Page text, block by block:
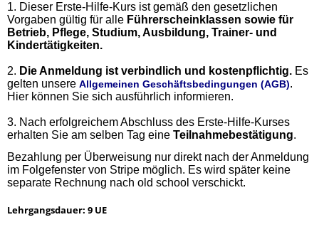
1. Dieser Erste-Hilfe-Kurs ist gemäß den gesetzlichen
Vorgaben gültig für alle Führerscheinklassen sowie für
Betrieb, Pflege, Studium, Ausbildung, Trainer- und
Kindertätigkeiten.
2. Die Anmeldung ist verbindlich und kostenpflichtig. Es
gelten unsere Allgemeinen Geschäftsbedingungen (AGB).
Hier können Sie sich ausführlich informieren.
3. Nach erfolgreichem Abschluss des Erste-Hilfe-Kurses
erhalten Sie am selben Tag eine Teilnahmebestätigung.
Bezahlung per Überweisung nur direkt nach der Anmeldung
im Folgefenster von Stripe möglich. Es wird später keine
separate Rechnung nach old school verschickt.
Lehrgangsdauer: 9 UE